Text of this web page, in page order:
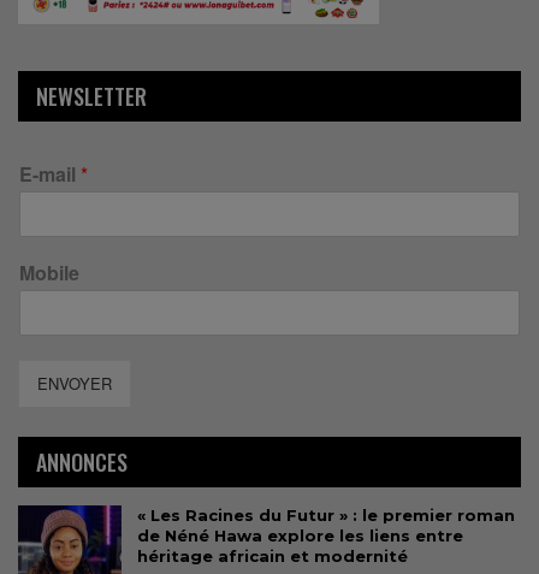
NEWSLETTER
E-mail *
Mobile
ENVOYER
ANNONCES
« Les Racines du Futur » : le premier roman
de Néné Hawa explore les liens entre
héritage africain et modernité